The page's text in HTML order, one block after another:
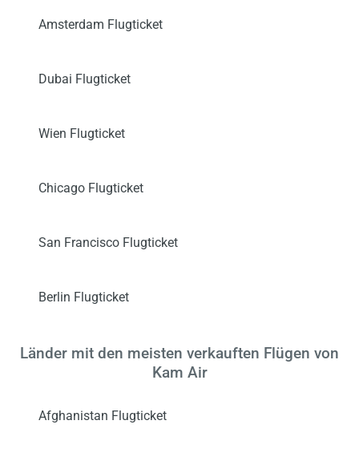
Amsterdam Flugticket
Dubai Flugticket
Wien Flugticket
Chicago Flugticket
San Francisco Flugticket
Berlin Flugticket
Länder mit den meisten verkauften Flügen von
Kam Air
Afghanistan Flugticket